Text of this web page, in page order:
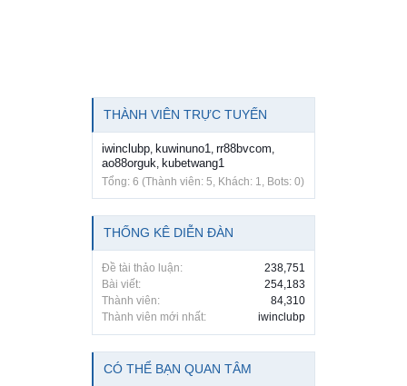
THÀNH VIÊN TRỰC TUYẾN
iwinclubp, kuwinuno1, rr88bvcom,
ao88orguk, kubetwang1
Tổng: 6 (Thành viên: 5, Khách: 1, Bots: 0)
THỐNG KÊ DIỄN ĐÀN
Đề tài thảo luận:
238,751
Bài viết:
254,183
Thành viên:
84,310
Thành viên mới nhất:
iwinclubp
CÓ THỂ BẠN QUAN TÂM